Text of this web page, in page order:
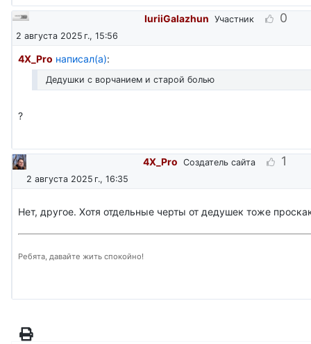
IuriiGalazhun Участник 0
2 августа 2025 г., 15:56
4X_Pro написал(а):
Дедушки с ворчанием и старой болью
?
4X_Pro Создатель сайта 1
2 августа 2025 г., 16:35
Нет, другое. Хотя отдельные черты от дедушек тоже
Ребята, давайте жить спокойно!